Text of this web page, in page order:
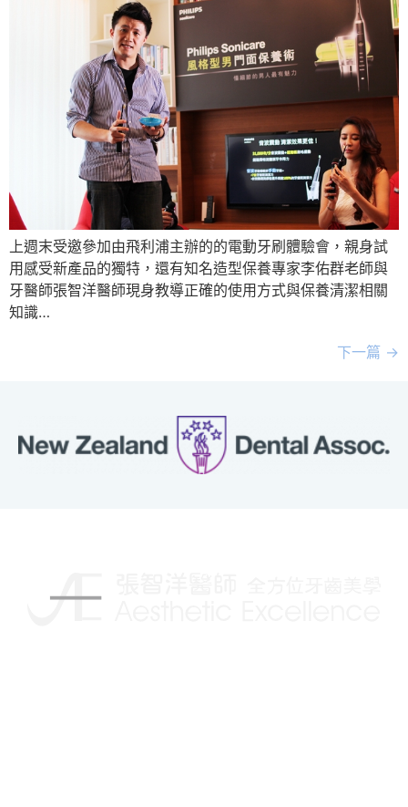
上週末受邀參加由飛利浦主辦的的電動牙刷體驗會，親身試
用感受新產品的獨特，還有知名造型保養專家李佑群老師與
牙醫師張智洋醫師現身教導正確的使用方式與保養清潔相關
知識…
下一篇 →